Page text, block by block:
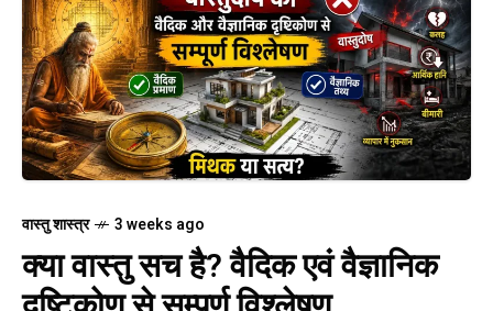
वास्तु शास्त्र 3 weeks ago
क्या वास्तु सच है? वैदिक एवं वैज्ञानिक